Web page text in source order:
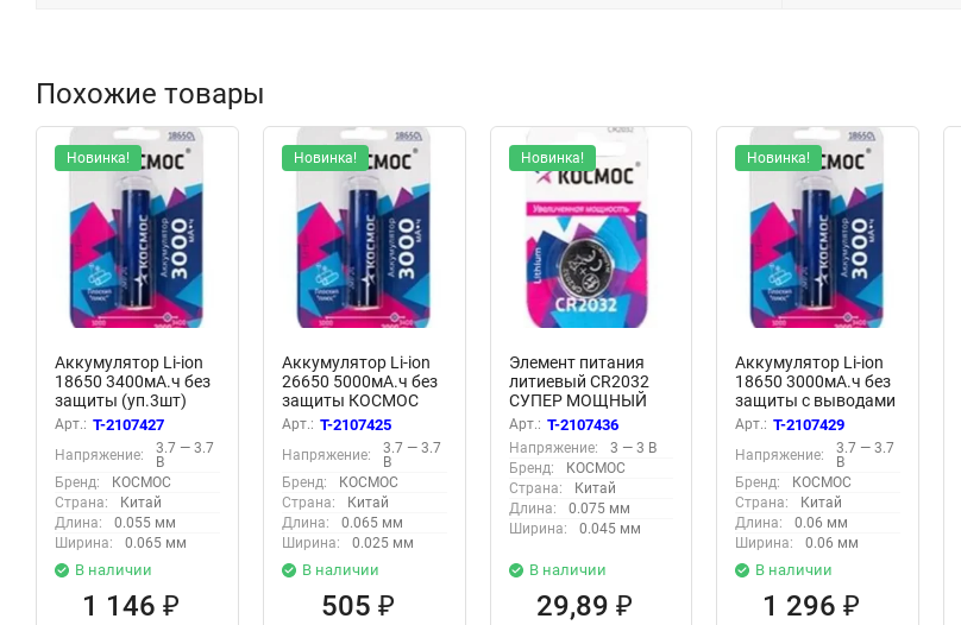
Похожие товары
Новинка!
Аккумулятор Li-ion
18650 3400мА.ч без
защиты (уп.3шт)
КОСМОС
ion34US3
Арт.: T-2107427
Напряжение:
3.7 — 3.7
В
Бренд:
КОСМОС
Страна:
Китай
Длина:
0.055 мм
Ширина:
0.065 мм
В наличии
1 146 ₽
Новинка!
Аккумулятор Li-ion
26650 5000мА.ч без
защиты КОСМОС
KOC26650Li-
Арт.: T-2107425
Напряжение:
3.7 — 3.7
В
Бренд:
КОСМОС
Страна:
Китай
Длина:
0.065 мм
Ширина:
0.025 мм
В наличии
505 ₽
Новинка!
Элемент питания
литиевый CR2032
СУПЕР МОЩНЫЙ
1хBL КОСМОС
KOC2032PBL1
Арт.: T-2107436
Напряжение:
3 — 3 В
Бренд:
КОСМОС
Страна:
Китай
Длина:
0.075 мм
Ширина:
0.045 мм
В наличии
29,89 ₽
Новинка!
Аккумулятор Li-ion
18650 3000мА.ч без
защиты с выводами
под пайку (уп.4шт)
KOC18650Li30PAS4
Арт.: T-2107429
Напряжение:
3.7 — 3.7
В
Бренд:
КОСМОС
Страна:
Китай
Длина:
0.06 мм
Ширина:
0.06 мм
В наличии
1 296₽